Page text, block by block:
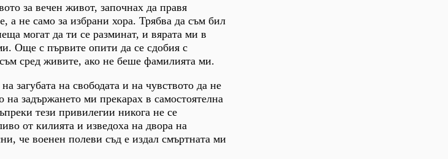
за вечен живот, започнах да правя
а не само за избрани хора. Трябва да съм бил
могат да ти се разминат, и вярата ми в
Още с първите опити да се сдобия с
сред живите, ако не беше фамилията ми.
загубата на свободата и на чувството да не
задържането ми прекарах в самостоятелна
тези привилегии никога не се
от килията и изведоха на двора на
че военен полеви съд е издал смъртната ми